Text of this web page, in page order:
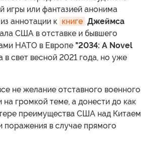
игры или фантазией анонима
аннотации к книге Джеймса
США в отставке и бывшего
НАТО в Европе "2034: A Novel
в свет весной 2021 года, но уже
не желание отставного военного
на громкой теме, а донести до как
преимущества США над Китаем
в случае прямого